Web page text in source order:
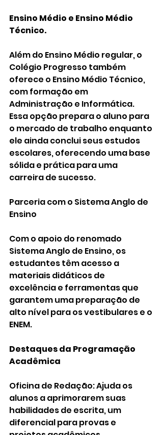
Ensino Médio e Ensino Médio
Técnico.
Além do Ensino Médio regular, o
Colégio Progresso também
oferece o Ensino Médio Técnico,
com formação em
Administração e Informática.
Essa opção prepara o aluno para
o mercado de trabalho enquanto
ele ainda conclui seus estudos
escolares, oferecendo uma base
sólida e prática para uma
carreira de sucesso.
Parceria com o Sistema Anglo de
Ensino
Com o apoio do renomado
Sistema Anglo de Ensino, os
estudantes têm acesso a
materiais didáticos de
excelência e ferramentas que
garantem uma preparação de
alto nível para os vestibulares e o
ENEM.
Destaques da Programação
Acadêmica
Oficina de Redação: Ajuda os
alunos a aprimorarem suas
habilidades de escrita, um
diferencial para provas e